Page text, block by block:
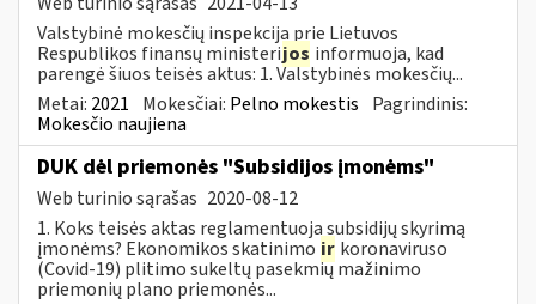
Valstybinė mokesčių inspekcija prie Lietuvos
Respublikos finansų ministerijos informuoja, kad
parengė šiuos teisės aktus: 1. Valstybinės mokesčių...
Metai: 2021 Mokesčiai: Pelno mokestis Pagrindinis:
Mokesčio naujiena
DUK dėl priemonės "Subsidijos įmonėms"
Web turinio sąrašas 2020-08-12
1. Koks teisės aktas reglamentuoja subsidijų skyrimą
įmonėms? Ekonomikos skatinimo ir koronaviruso
(Covid-19) plitimo sukeltų pasekmių mažinimo
priemonių plano priemonės...